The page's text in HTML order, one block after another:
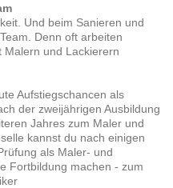
Und beim Sanieren und
Denn oft arbeiten
Malern und Lackierern
Aufstiegschancen als
der zweijährigen Ausbildung
Jahres zum Maler und
kannst du nach einigen
als Maler- und
Fortbildung machen - zum